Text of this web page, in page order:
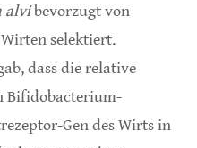
alvibevorzugt von
selektiert.
dass die relative
Bifidobacterium-
Gen des Wirts in